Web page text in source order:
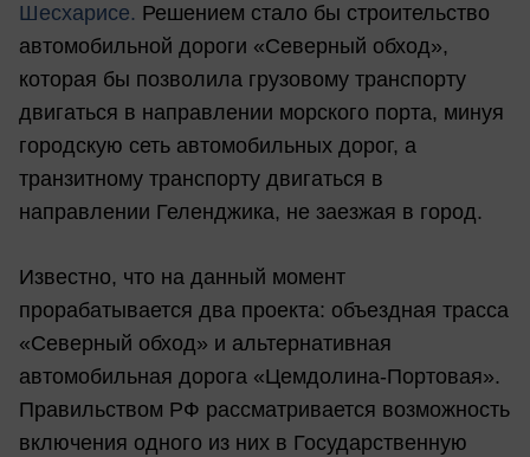
Шесхарисе. Решением стало бы строительство
автомобильной дороги «Северный обход»,
которая бы позволила грузовому транспорту
двигаться в направлении морского порта, минуя
городскую сеть автомобильных дорог, а
транзитному транспорту двигаться в
направлении Геленджика, не заезжая в город.
Известно, что на данный момент
прорабатывается два проекта: объездная трасса
«Северный обход» и альтернативная
автомобильная дорога «Цемдолина-Портовая».
Правильством РФ рассматривается возможность
включения одного из них в Государственную